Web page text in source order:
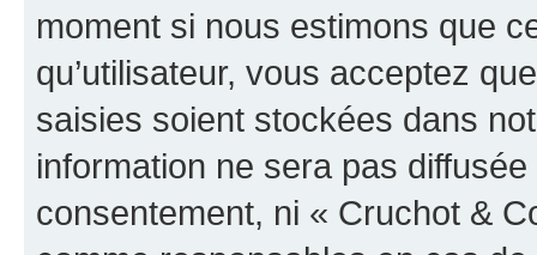
moment si nous estimons que
qu’utilisateur, vous acceptez
saisies soient stockées dans
information ne sera pas
consentement, ni « Cruchot &